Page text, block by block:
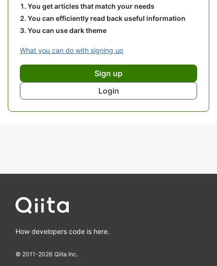
You get articles that match your needs
You can efficiently read back useful information
You can use dark theme
What you can do with signing up
Sign up
Login
How developers code is here.
© 2011-2026 Qiita Inc.